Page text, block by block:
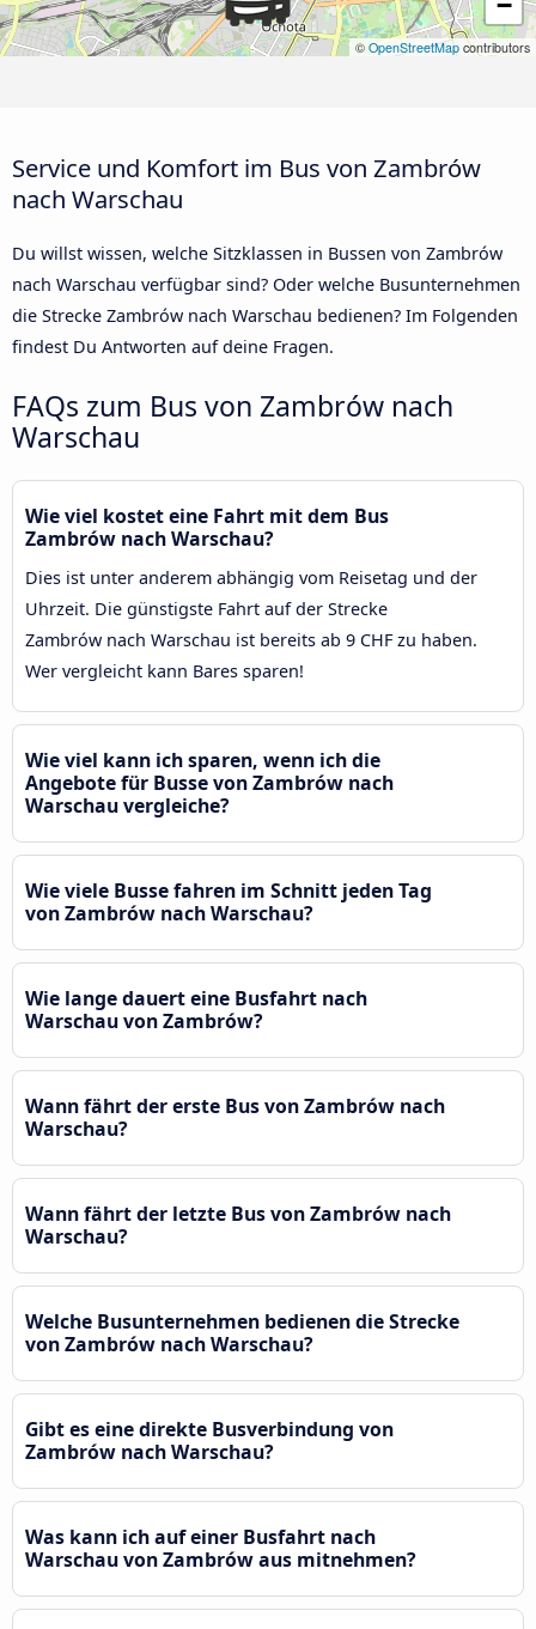
© OpenStreetMap contributors
Service und Komfort im Bus von Zambrów
nach Warschau
Du willst wissen, welche Sitzklassen in Bussen von Zambrów
nach Warschau verfügbar sind? Oder welche Busunternehmen
die Strecke Zambrów nach Warschau bedienen? Im Folgenden
findest Du Antworten auf deine Fragen.
FAQs zum Bus von Zambrów nach
Warschau
Wie viel kostet eine Fahrt mit dem Bus
Zambrów nach Warschau?
Dies ist unter anderem abhängig vom Reisetag und der
Uhrzeit. Die günstigste Fahrt auf der Strecke
Zambrów nach Warschau ist bereits ab 9 CHF zu haben.
Wer vergleicht kann Bares sparen!
Wie viel kann ich sparen, wenn ich die
Angebote für Busse von Zambrów nach
Warschau vergleiche?
Wie viele Busse fahren im Schnitt jeden Tag
von Zambrów nach Warschau?
Wie lange dauert eine Busfahrt nach
Warschau von Zambrów?
Wann fährt der erste Bus von Zambrów nach
Warschau?
Wann fährt der letzte Bus von Zambrów nach
Warschau?
Welche Busunternehmen bedienen die Strecke
von Zambrów nach Warschau?
Gibt es eine direkte Busverbindung von
Zambrów nach Warschau?
Was kann ich auf einer Busfahrt nach
Warschau von Zambrów aus mitnehmen?